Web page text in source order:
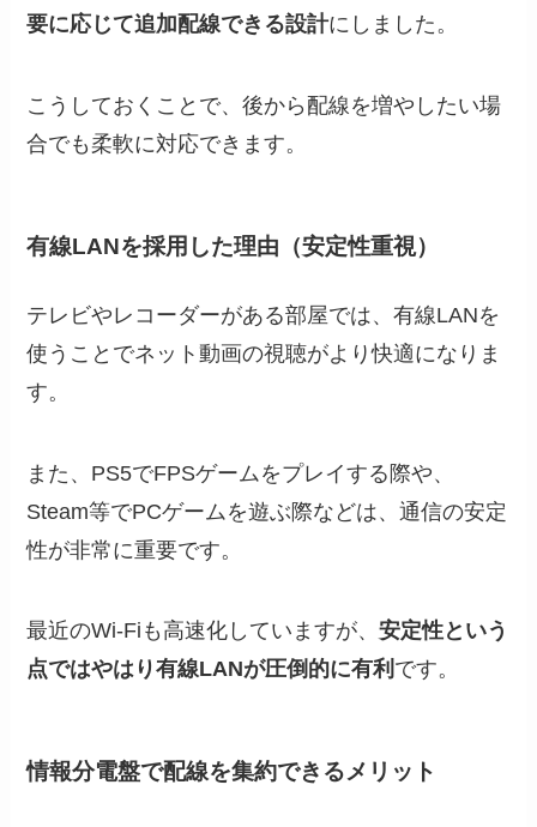
要に応じて追加配線できる設計にしました。
こうしておくことで、後から配線を増やしたい場
合でも柔軟に対応できます。
有線LANを採用した理由（安定性重視）
テレビやレコーダーがある部屋では、有線LANを
使うことでネット動画の視聴がより快適になりま
す。
また、PS5でFPSゲームをプレイする際や、
Steam等でPCゲームを遊ぶ際などは、通信の安定
性が非常に重要です。
最近のWi-Fiも高速化していますが、安定性という
点ではやはり有線LANが圧倒的に有利 です。
情報分電盤で配線を集約できるメリット